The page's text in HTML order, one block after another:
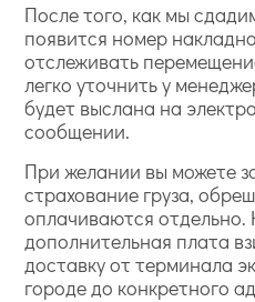
После того, как мы
появится номер
отслеживать
легко уточнить у
будет выслана на
сообщении.
При желании вы можете
страхование груза,
оплачиваются отдельно.
дополнительная плата
доставку от терминала
городе до конкретного